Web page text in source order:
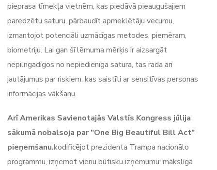
pieprasa tīmekļa vietnēm, kas piedāvā pieaugušajiem
paredzētu saturu, pārbaudīt apmeklētāju vecumu,
izmantojot potenciāli uzmācīgas metodes, piemēram,
biometriju. Lai gan šī lēmuma mērķis ir aizsargāt
nepilngadīgos no nepiedienīga satura, tas rada arī
jautājumus par riskiem, kas saistīti ar sensitīvas personas
informācijas vākšanu.
Arī Amerikas Savienotajās Valstīs Kongress jūlija
sākumā nobalsoja par "One Big Beautiful Bill Act"
pieņemšanu.kodificējot prezidenta Trampa nacionālo
programmu, izņemot vienu būtisku izņēmumu: mākslīgā